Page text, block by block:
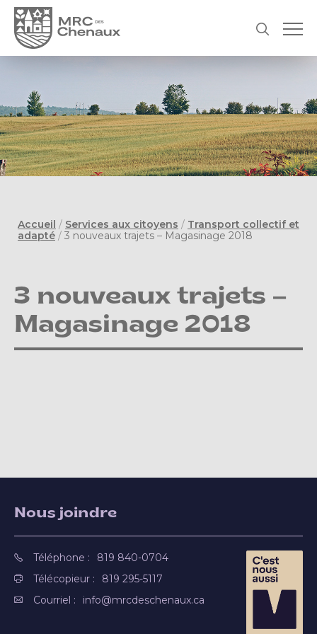
Accueil / Services aux citoyens / Transport collectif et
adapté / 3 nouveaux trajets – Magasinage 2018
3 nouveaux trajets –
Magasinage 2018
Nous joindre
Téléphone :
819 840-0704
Télécopieur :
819 295-5117
Courriel :
info@mrcdeschenaux.ca